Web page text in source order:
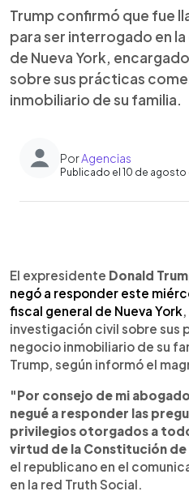
Trump confirmó que fue
para ser interrogado en
de Nueva York,
sobre sus prácticas
inmobiliario de su familia.
PorAgencias
Publicado el 10 de agosto
Escuchar artículo
El expresidente Donald
negó a responder este
fiscal general de Nueva York
investigación civil sobre sus
negocio inmobiliario de su
Trump, según informó el
"Por consejo de mi
negué a responder las
privilegios otorgados a
virtud de la Constitución
el republicano en el
en la red Truth Social.